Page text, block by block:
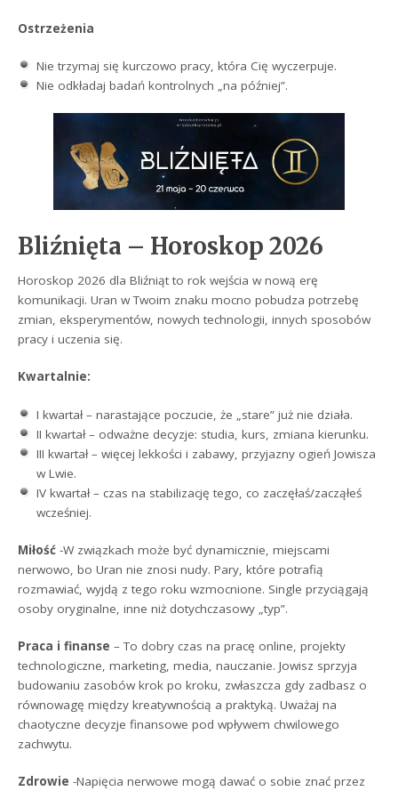
Ostrzeżenia
Nie trzymaj się kurczowo pracy, która Cię wyczerpuje.
Nie odkładaj badań kontrolnych „na później”.
Bliźnięta – Horoskop 2026
Horoskop 2026 dla Bliźniąt to rok wejścia w nową erę
komunikacji. Uran w Twoim znaku mocno pobudza potrzebę
zmian, eksperymentów, nowych technologii, innych sposobów
pracy i uczenia się.
Kwartalnie:
I kwartał – narastające poczucie, że „stare” już nie działa.
II kwartał – odważne decyzje: studia, kurs, zmiana kierunku.
III kwartał – więcej lekkości i zabawy, przyjazny ogień Jowisza
w Lwie.
IV kwartał – czas na stabilizację tego, co zaczęłaś/zacząłeś
wcześniej.
Miłość -W związkach może być dynamicznie, miejscami
nerwowo, bo Uran nie znosi nudy. Pary, które potrafią
rozmawiać, wyjdą z tego roku wzmocnione. Single przyciągają
osoby oryginalne, inne niż dotychczasowy „typ”.
Praca i finanse – To dobry czas na pracę online, projekty
technologiczne, marketing, media, nauczanie. Jowisz sprzyja
budowaniu zasobów krok po kroku, zwłaszcza gdy zadbasz o
równowagę między kreatywnością a praktyką. Uważaj na
chaotyczne decyzje finansowe pod wpływem chwilowego
zachwytu.
Zdrowie -Napięcia nerwowe mogą dawać o sobie znać przez